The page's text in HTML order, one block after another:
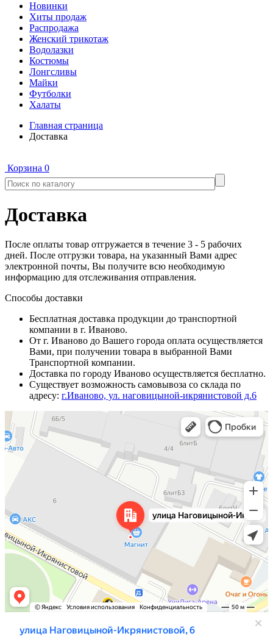
Новинки
Хиты продаж
Распродажа
Женский трикотаж
Водолазки
Костюмы
Лонгсливы
Майки
Футболки
Халаты
Главная страница
Доставка
Корзина 0
Доставка
После оплаты товар отгружается в течение 3 - 5 рабочих
дней. После отгрузки товара, на указанный Вами адрес
электронной почты, Вы получите всю необходимую
информацию для отслеживания отправления.
Способы доставки
Бесплатная доставка продукции до транспортной
компании в г. Иваново.
От г. Иваново до Вашего города оплата осуществляется
Вами, при получении товара в выбранной Вами
Транспортной компании.
Доставка по городу Иваново осуществляется бесплатно.
Существует возможность самовывоза со склада по
адресу: г.Иваново, ул. наговицыной-икрянистовой д.6
Иваново
Улица Сакко, 45 — Яндекс Карты